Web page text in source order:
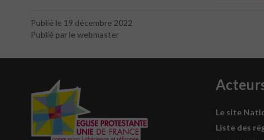
Publié le 19 décembre 2022
Publié par le webmaster
Le site
Liste des